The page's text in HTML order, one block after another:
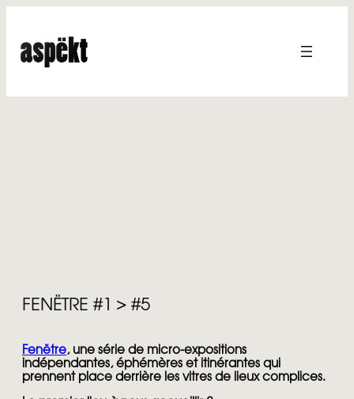
contenu
FENËTRE #1 > #5
Fenëtre, une série de micro-expositions
indépendantes, éphémères et itinérantes qui
prennent place derrière les vitres de lieux complices.